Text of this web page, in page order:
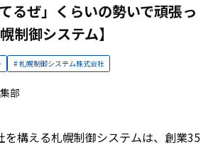
るぜ」くらいの勢いで頑張っ
制御システム】
札幌制御システム株式会社
部
を構える札幌制御システムは、創業35